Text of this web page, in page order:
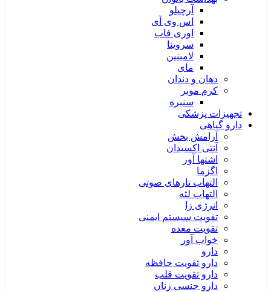
آرچیلو
اس وی آی
اوری فاب
سروینا
لامینین
مای
دهان و دندان
کرم موبر
سنیره
تجهیزات پزشکی
دارو گیاهی
آرامش بخش
آنتی اکسیدان
اشتها آور
اگزما
التهاب تارهای صوتی
التهاب لثه
انرژی زا
تقویت سیستم ایمنی
تقویت معده
خواب آور
دارو
دارو تقویت حافظه
دارو تقویت قلب
دارو جنسی زنان